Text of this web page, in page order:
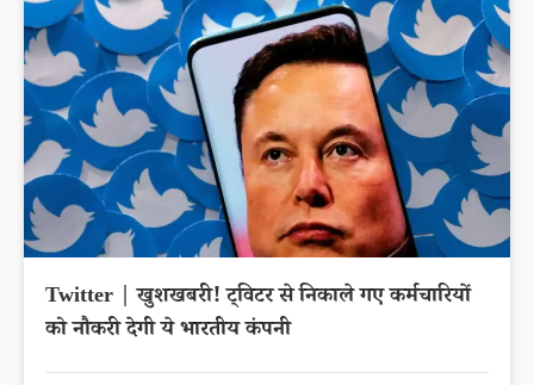
Twitter | खुशखबरी! ट्विटर से निकाले गए कर्मचारियों
को नौकरी देगी ये भारतीय कंपनी